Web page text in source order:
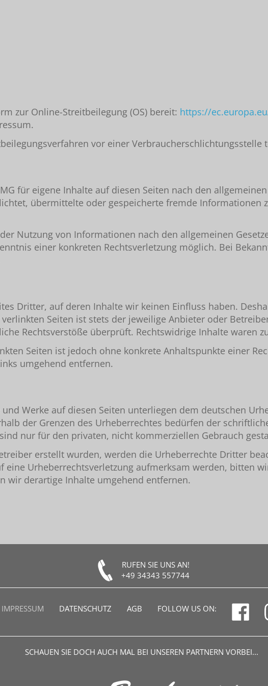
zur Online-Streitbeilegung (OS) bereit: https://
vor einer Verbraucherschlichtungsstelle
für eigene Inhalte auf diesen Seiten nach den
übermittelte oder gespeicherte fremde Informationen
Nutzung von Informationen nach den allgemeinen
einer konkreten Rechtsverletzung möglich. Bei
Dritter, auf deren Inhalte wir keinen Einfluss haben.
Seiten ist stets der jeweilige Anbieter oder
Rechtsverstöße überprüft. Rechtswidrige Inhalte waren
Seiten ist jedoch ohne konkrete Anhaltspunkte einer
umgehend entfernen.
Werke auf diesen Seiten unterliegen dem deutschen
der Grenzen des Urheberrechtes bedürfen der
nur für den privaten, nicht kommerziellen Gebrauch
erstellt wurden, werden die Urheberrechte Dritter
eine Urheberrechtsverletzung aufmerksam werden, bitten
wir derartige Inhalte umgehend entfernen.
RUFEN SIE UNS AN!
+49 34343 557744
IMPRESSUM DATENSCHUTZ AGB FOLLOW US ON:
SCHAUEN SIE DOCH AUCH MAL BEI UNSEREN PARTNERN VORBEI...